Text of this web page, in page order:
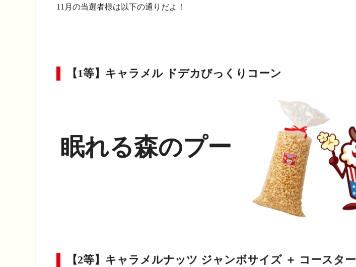
11月の当選者様は以下の通りだよ！
【1等】キャラメル ドデカびっくりコーン
眠れる森のプー
【2等】キャラメルナッツ ジャンボサイズ ＋ コースター